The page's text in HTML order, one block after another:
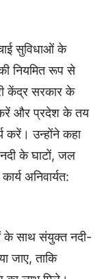
सुविधाओं के
नियमित रूप से
केंद्र सरकार के
और प्रदेश के तय
करें। उन्होंने कहा
के घाटों, जल
अनिवार्यत:
के साथ संयुक्त नदी-
जाए, ताकि